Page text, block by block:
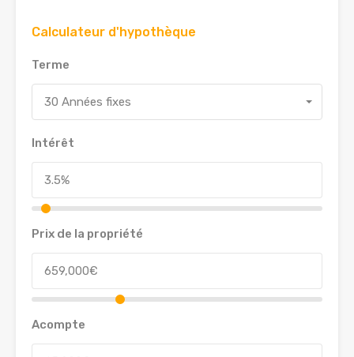
Calculateur d'hypothèque
Terme
30 Années fixes
Intérêt
Prix de la propriété
Acompte